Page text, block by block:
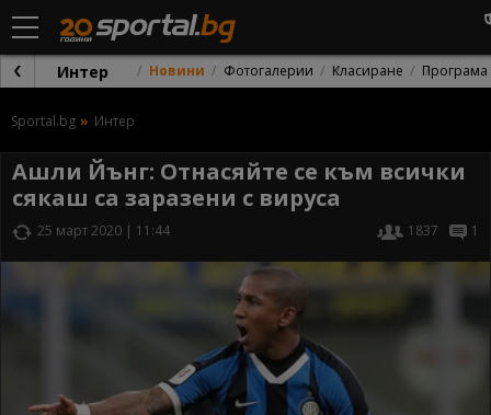
Интер Новини Фотогалерии Класиране Програма
Sportal.bg Интер
Ашли Йънг: Отнасяйте се към всички
сякаш са заразени с вируса
25 март 2020 | 11:44 1837 1